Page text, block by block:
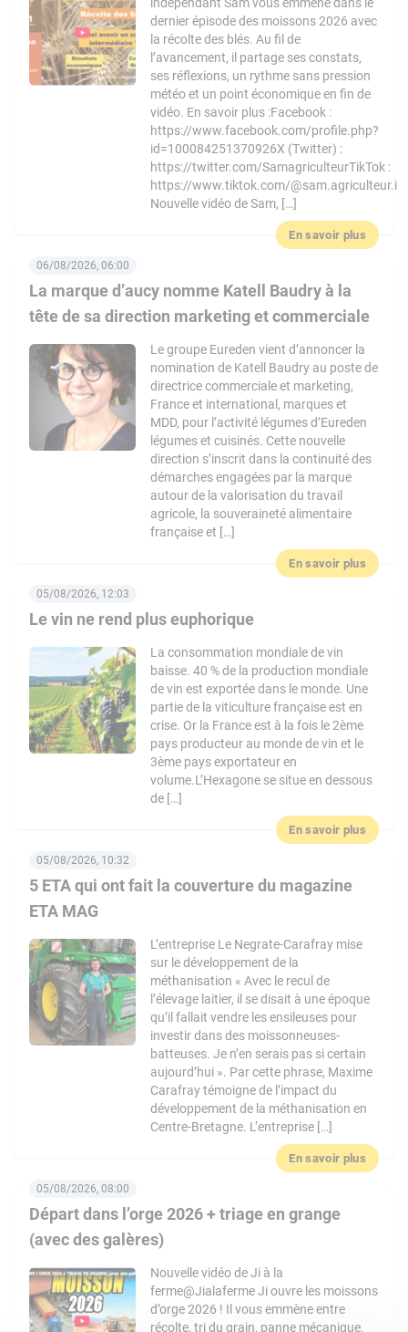
dernier épisode des moissons 2026 avec
la récolte des blés. Au fil de
l’avancement, il partage ses constats,
ses réflexions, un rythme sans pression
météo et un point économique en fin de
vidéo. En savoir plus :Facebook :
https://www.facebook.com/profile.php?
id=100084251370926X (Twitter) :
https://twitter.com/SamagriculteurTikTok :
https://www.tiktok.com/@sam.agriculteur.i
Nouvelle vidéo de Sam, […]
En savoir plus
La marque d’aucy nomme Katell Baudry à la
tête de sa direction marketing et commerciale
06/08/2026, 06:00
Le groupe Eureden vient d’annoncer la
nomination de Katell Baudry au poste de
directrice commerciale et marketing,
France et international, marques et
MDD, pour l’activité légumes d’Eureden
légumes et cuisinés. Cette nouvelle
direction s’inscrit dans la continuité des
démarches engagées par la marque
autour de la valorisation du travail
agricole, la souveraineté alimentaire
française et […]
En savoir plus
Le vin ne rend plus euphorique
05/08/2026, 12:03
La consommation mondiale de vin
baisse. 40 % de la production mondiale
de vin est exportée dans le monde. Une
partie de la viticulture française est en
crise. Or la France est à la fois le 2ème
pays producteur au monde de vin et le
3ème pays exportateur en
volume.L’Hexagone se situe en dessous
de […]
En savoir plus
5 ETA qui ont fait la couverture du magazine
ETA MAG
05/08/2026, 10:32
L’entreprise Le Negrate-Carafray mise
sur le développement de la
méthanisation « Avec le recul de
l’élevage laitier, il se disait à une époque
qu’il fallait vendre les ensileuses pour
investir dans des moissonneuses-
batteuses. Je n’en serais pas si certain
aujourd’hui ». Par cette phrase, Maxime
Carafray témoigne de l’impact du
développement de la méthanisation en
Centre-Bretagne. L’entreprise […]
En savoir plus
Départ dans l’orge 2026 + triage en grange
(avec des galères)
05/08/2026, 08:00
Nouvelle vidéo de Ji à la
ferme@Jialaferme Ji ouvre les moissons
d’orge 2026 ! Il vous emmène entre
récolte, tri du grain, panne mécanique,